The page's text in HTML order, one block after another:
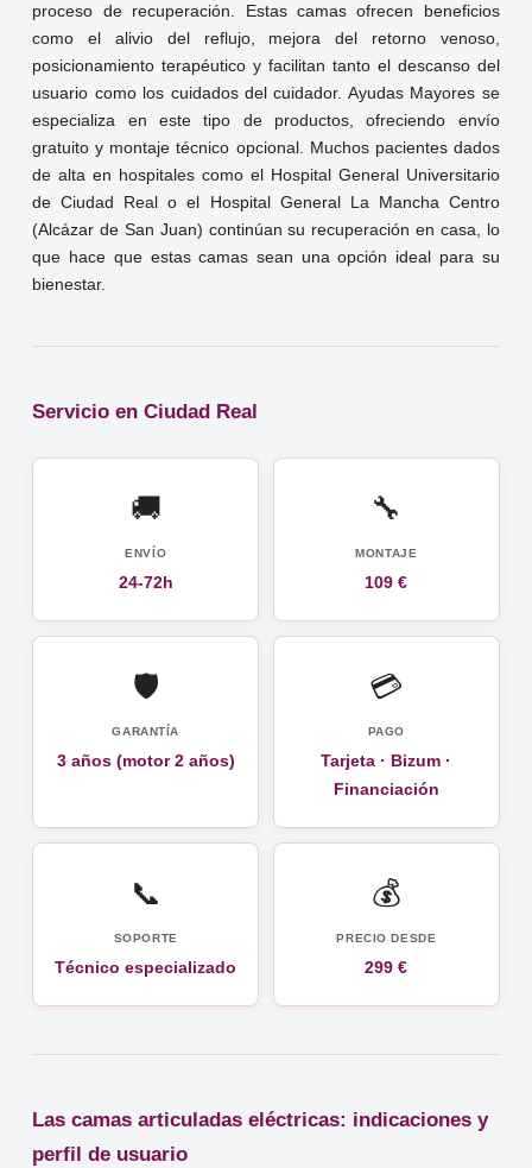
proceso de recuperación. Estas camas ofrecen beneficios
como el alivio del reflujo, mejora del retorno venoso,
posicionamiento terapéutico y facilitan tanto el descanso del
usuario como los cuidados del cuidador. Ayudas Mayores se
especializa en este tipo de productos, ofreciendo envío
gratuito y montaje técnico opcional. Muchos pacientes dados
de alta en hospitales como el Hospital General Universitario
de Ciudad Real o el Hospital General La Mancha Centro
(Alcázar de San Juan) continúan su recuperación en casa, lo
que hace que estas camas sean una opción ideal para su
bienestar.
Servicio en Ciudad Real
🚚
ENVÍO
24-72h
🔧
MONTAJE
109 €
🛡️
GARANTÍA
3 años (motor 2 años)
💳
PAGO
Tarjeta · Bizum ·
Financiación
📞
SOPORTE
Técnico especializado
💰
PRECIO DESDE
299 €
Las camas articuladas eléctricas: indicaciones y
perfil de usuario